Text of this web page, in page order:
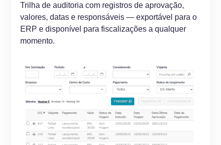
Trilha de auditoria com registros de aprovação,
valores, datas e responsáveis — exportável para o
ERP e disponível para fiscalizações a qualquer
momento.